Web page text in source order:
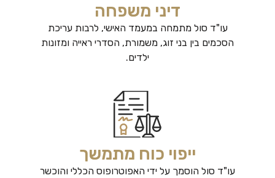
דיני משפחה
עו"ד סול מתמחה במעמד האישי, לרבות עריכת
הסכמים בין בני זוג, משמורת, הסדרי ראייה ומזונות
ילדים.
ייפוי כוח מתמשך
עו"ד סול הוסמך על ידי האפוטרופוס הכללי והוכשר